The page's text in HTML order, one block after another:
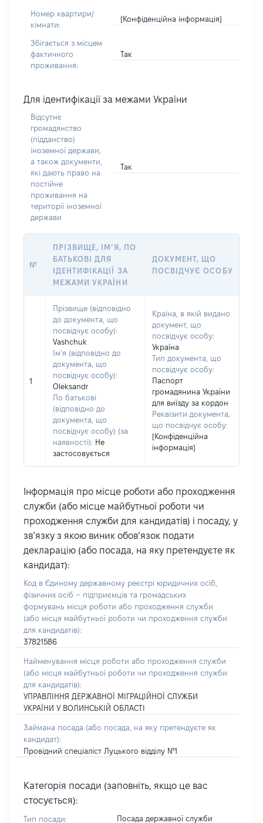
Номер квартири/
кімнати:
[Конфіденційна інформація]
Збігається з місцем
фактичного
проживання:
Так
Для ідентифікації за межами України
Відсутнє
громадянство
(підданство)
іноземної держави,
а також документи,
які дають право на
постійне
проживання на
території іноземної
держави
Так
№
ПРІЗВИЩЕ, ІМ’Я, ПО
БАТЬКОВІ ДЛЯ
ІДЕНТИФІКАЦІЇ ЗА
МЕЖАМИ УКРАЇНИ
ДОКУМЕНТ, ЩО
ПОСВІДЧУЄ ОСОБУ
1
Прізвище (відповідно
до документа, що
посвідчує особу):
Vashchuk
Ім’я (відповідно до
документа, що
посвідчує особу):
Oleksandr
По батькові
(відповідно до
документа, що
посвідчує особу) (за
наявності): Не
застосовується
Країна, в якій видано
документ, що
посвідчує особу:
Україна
Тип документа, що
посвідчує особу:
Паспорт
громадянина України
для виїзду за кордон
Реквізити документа,
що посвідчує особу:
[Конфіденційна
інформація]
Інформація про місце роботи або проходження
служби (або місце майбутньої роботи чи
проходження служби для кандидатів) і посаду, у
зв’язку з якою виник обов’язок подати
декларацію (або посада, на яку претендуєте як
кандидат):
Код в Єдиному державному реєстрі юридичних осіб,
фізичних осіб – підприємців та громадських
формувань місця роботи або проходження служби
(або місця майбутньої роботи чи проходження служби
для кандидатів):
37821586
Найменування місця роботи або проходження служби
(або місця майбутньої роботи чи проходження служби
для кандидатів):
УПРАВЛІННЯ ДЕРЖАВНОЇ МІГРАЦІЙНОЇ СЛУЖБИ
УКРАЇНИ У ВОЛИНСЬКІЙ ОБЛАСТІ
Займана посада (або посада, на яку претендуєте як
кандидат):
Провідний спеціаліст Луцького відділу №1
Категорія посади (заповніть, якщо це вас
стосується):
Тип посади: Посада державної служби